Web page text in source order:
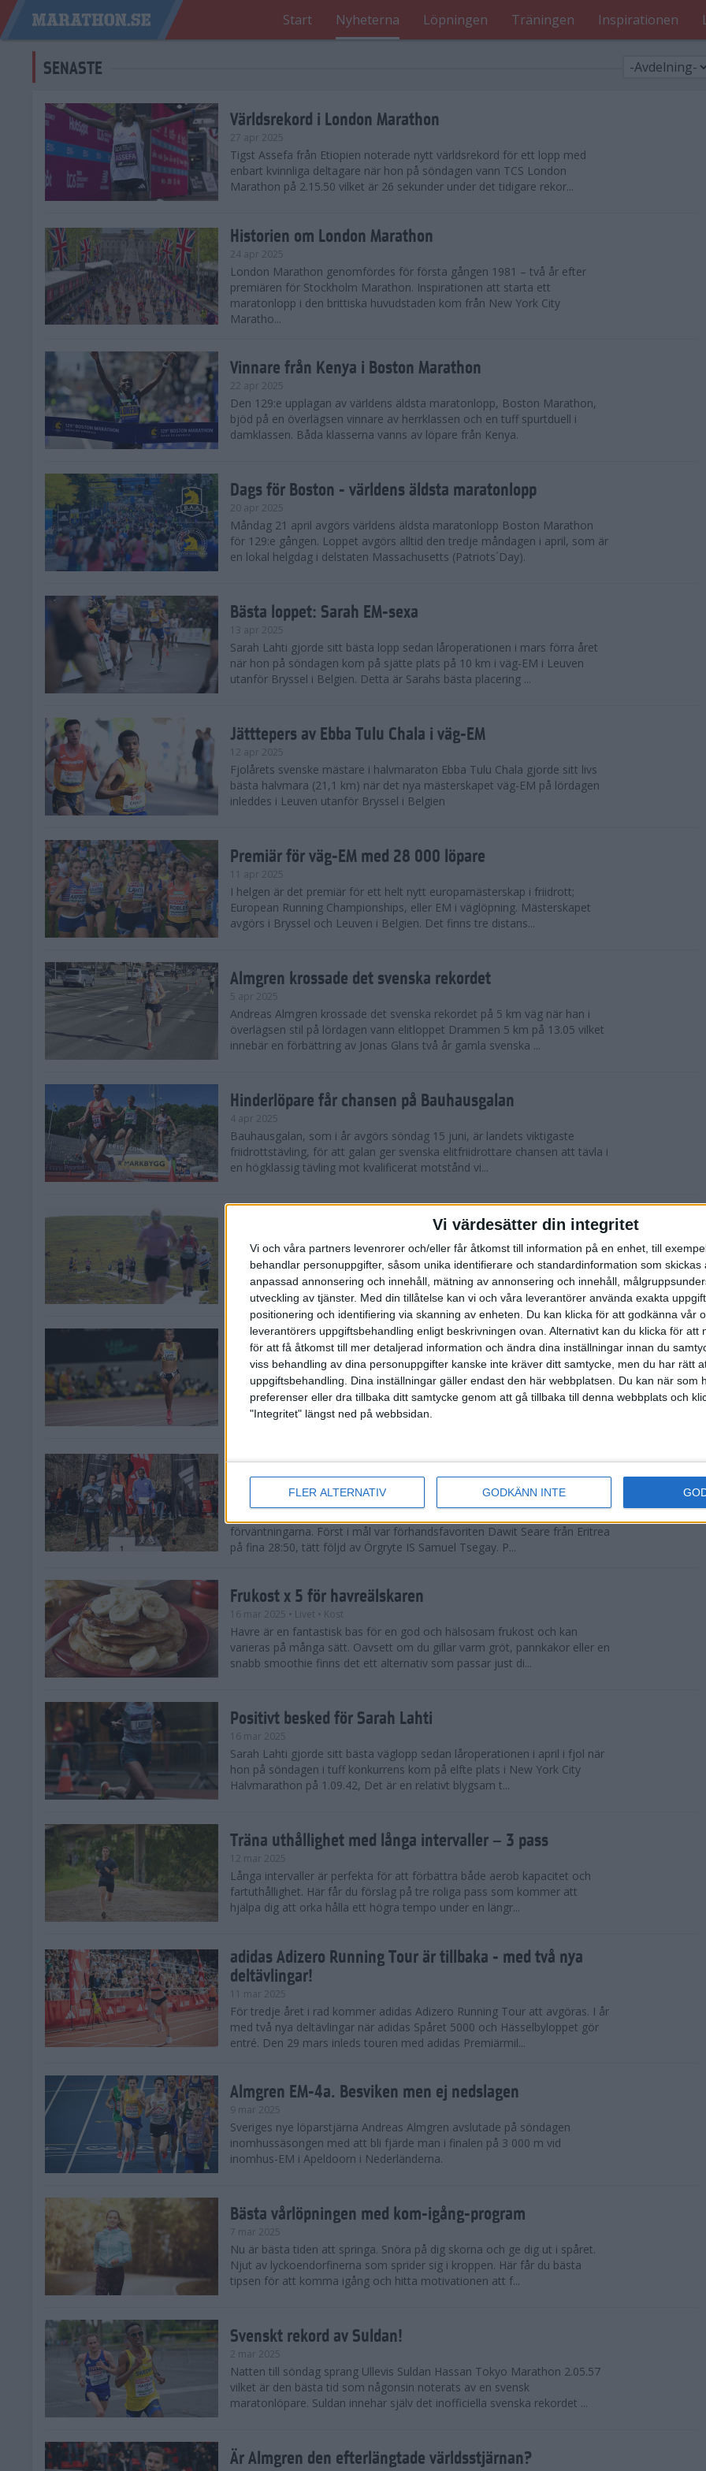
Vi värdesätter din integritet
Vi och våra partners levenrorer och/eller får åtkomst till information på en enhet, till
behandlar personuppgifter, såsom unika identifierare och standardinformation som skickas
anpassad annonsering och innehåll, mätning av annonsering och innehåll,
utveckling av tjänster. Med din tillåtelse kan vi och våra leverantörer använda exakta
positionering och identifiering via skanning av enheten. Du kan klicka för att godkänna vår
leverantörers uppgiftsbehandling enligt beskrivningen ovan. Alternativt kan du klicka för att
för att få åtkomst till mer detaljerad information och ändra dina inställningar innan du
viss behandling av dina personuppgifter kanske inte kräver ditt samtycke, men du har rätt
uppgiftsbehandling. Dina inställningar gäller endast den här webbplatsen. Du kan när som
preferenser eller dra tillbaka ditt samtycke genom att gå tillbaka till denna webbplats och
"Integritet" längst ned på webbsidan.
FLER ALTERNATIV GODKÄNN INTE
Start Nyheterna Löpningen Träningen Inspirationen
SENASTE
Världsrekord i London Marathon
27 apr 2025
Tigst Assefa från Etiopien noterade nytt världsrekord för ett lopp med
enbart kvinnliga deltagare när hon på söndagen vann TCS London
Marathon på 2.15.50 vilket är 26 sekunder under det tidigare rekor...
Historien om London Marathon
24 apr 2025
London Marathon genomfördes för första gången 1981 – två år efter
premiären för Stockholm Marathon. Inspirationen att starta ett
maratonlopp i den brittiska huvudstaden kom från New York City
Maratho...
Vinnare från Kenya i Boston Marathon
22 apr 2025
Den 129:e upplagan av världens äldsta maratonlopp, Boston Marathon,
bjöd på en överlägsen vinnare av herrklassen och en tuff spurtduell i
damklassen. Båda klasserna vanns av löpare från Kenya.
Dags för Boston - världens äldsta maratonlopp
20 apr 2025
Måndag 21 april avgörs världens äldsta maratonlopp Boston Marathon
för 129:e gången. Loppet avgörs alltid den tredje måndagen i april, som är
en lokal helgdag i delstaten Massachusetts (Patriots´Day).
Bästa loppet: Sarah EM-sexa
13 apr 2025
Sarah Lahti gjorde sitt bästa lopp sedan låroperationen i mars förra året
när hon på söndagen kom på sjätte plats på 10 km i väg-EM i Leuven
utanför Bryssel i Belgien. Detta är Sarahs bästa placering ...
Jätttepers av Ebba Tulu Chala i väg-EM
12 apr 2025
Fjolårets svenske mästare i halvmaraton Ebba Tulu Chala gjorde sitt livs
bästa halvmara (21,1 km) när det nya mästerskapet väg-EM på lördagen
inleddes i Leuven utanför Bryssel i Belgien
Premiär för väg-EM med 28 000 löpare
11 apr 2025
I helgen är det premiär för ett helt nytt europamästerskap i friidrott;
European Running Championships, eller EM i väglöpning. Mästerskapet
avgörs i Bryssel och Leuven i Belgien. Det finns tre distans...
Almgren krossade det svenska rekordet
5 apr 2025
Andreas Almgren krossade det svenska rekordet på 5 km väg när han i
överlägsen stil på lördagen vann elitloppet Drammen 5 km på 13.05 vilket
innebär en förbättring av Jonas Glans två år gamla svenska ...
Hinderlöpare får chansen på Bauhausgalan
4 apr 2025
Bauhausgalan, som i år avgörs söndag 15 juni, är landets viktigaste
friidrottstävling, för att galan ger svenska elitfriidrottare chansen att tävla i
en högklassig tävling mot kvalificerat motstånd vi...
Satsar du på att springa Tjejmilen Sälen i juni eller något annat fjällopp i
sommar? Eller är du sugen på att ta dig an Hammarbybacken i oktober?
Stockholms brantaste är en utmaning som heter duga. Rå...
Besviken Lahti tillbaka på banan
30 mar 2025
Sarah Lahti var besviken efter sitt första lopp på 10 000 m på tre år. På
söndagen slutade den 30-åriga Hässelby-löparen på 14:e plats i San Juan
Capistrano 10 000 m utan för Los Angeles. Detta anses ...
Snabba tider när adidas Premiärmilen sprang igång
löparsäsongen!
förväntningarna. Först i mål var förhandsfavoriten Dawit Seare från Eritrea
på fina 28:50, tätt följd av Örgryte IS Samuel Tsegay. P...
Frukost x 5 för havreälskaren
16 mar 2025 • Livet • Kost
Havre är en fantastisk bas för en god och hälsosam frukost och kan
varieras på många sätt. Oavsett om du gillar varm gröt, pannkakor eller en
snabb smoothie finns det ett alternativ som passar just di...
Positivt besked för Sarah Lahti
16 mar 2025
Sarah Lahti gjorde sitt bästa väglopp sedan låroperationen i april i fjol när
hon på söndagen i tuff konkurrens kom på elfte plats i New York City
Halvmarathon på 1.09.42, Det är en relativt blygsam t...
Träna uthållighet med långa intervaller – 3 pass
12 mar 2025
Långa intervaller är perfekta för att förbättra både aerob kapacitet och
fartuthållighet. Här får du förslag på tre roliga pass som kommer att
hjälpa dig att orka hålla ett högra tempo under en längr...
adidas Adizero Running Tour är tillbaka - med två nya
deltävlingar!
11 mar 2025
För tredje året i rad kommer adidas Adizero Running Tour att avgöras. I år
med två nya deltävlingar när adidas Spåret 5000 och Hässelbyloppet gör
entré. Den 29 mars inleds touren med adidas Premiärmil...
Almgren EM-4a. Besviken men ej nedslagen
9 mar 2025
Sveriges nye löparstjärna Andreas Almgren avslutade på söndagen
inomhussäsongen med att bli fjärde man i finalen på 3 000 m vid
inomhus-EM i Apeldoorn i Nederländerna.
Bästa vårlöpningen med kom-igång-program
7 mar 2025
Nu är bästa tiden att springa. Snöra på dig skorna och ge dig ut i spåret.
Njut av lyckoendorfinerna som sprider sig i kroppen. Här får du bästa
tipsen för att komma igång och hitta motivationen att f...
Svenskt rekord av Suldan!
2 mar 2025
Natten till söndag sprang Ullevis Suldan Hassan Tokyo Marathon 2.05.57
vilket är den bästa tid som någonsin noterats av en svensk
maratonlöpare. Suldan innehar själv det inofficiella svenska rekordet ...
Är Almgren den efterlängtade världsstjärnan?